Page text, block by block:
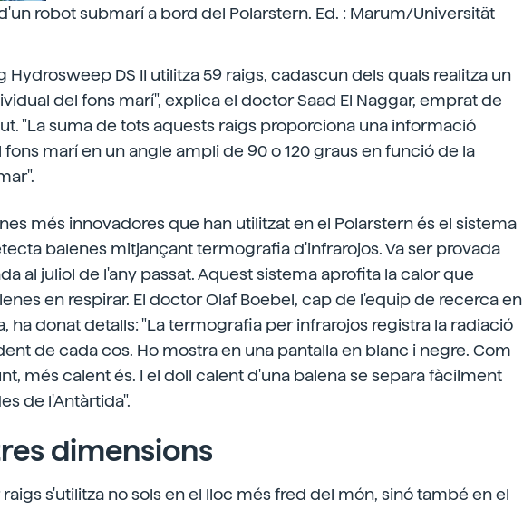
robot submarí a bord del Polarstern. Ed. : Marum/Universität
Hydrosweep DS II utilitza 59 raigs, cadascun dels quals realitza un
del fons marí", explica el doctor Saad El Naggar, emprat de
"La suma de tots aquests raigs proporciona una informació
marí en un angle ampli de 90 o 120 graus en funció de la
més innovadores que han utilitzat en el Polarstern és el sistema
balenes mitjançant termografia d'infrarojos. Va ser provada
al juliol de l'any passat. Aquest sistema aprofita la calor que
en respirar. El doctor Olaf Boebel, cap de l'equip de recerca en
ha donat detalls: "La termografia per infrarojos registra la radiació
de cada cos. Ho mostra en una pantalla en blanc i negre. Com
més calent és. I el doll calent d'una balena se separa fàcilment
de l'Antàrtida".
dimensions
s'utilitza no sols en el lloc més fred del món, sinó també en el